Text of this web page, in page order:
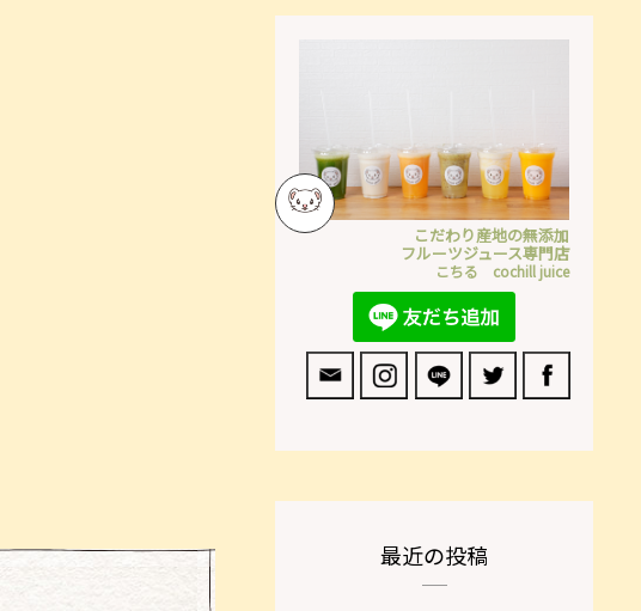
こだわり産地の無添加
フルーツジュース専門店
こちる cochill juice
最近の投稿